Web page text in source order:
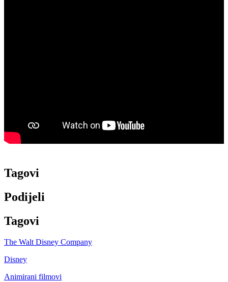
Tagovi
Podijeli
Tagovi
The Walt Disney Company
Disney
Animirani filmovi